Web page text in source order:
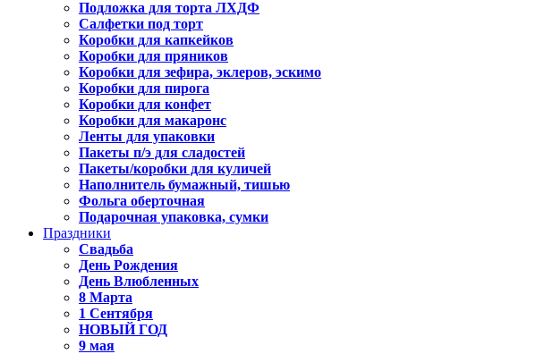
Подложка для торта ЛХДФ
Салфетки под торт
Коробки для капкейков
Коробки для пряников
Коробки для зефира, эклеров, эскимо
Коробки для пирога
Коробки для конфет
Коробки для макаронс
Ленты для упаковки
Пакеты п/э для сладостей
Пакеты/коробки для куличей
Наполнитель бумажный, тишью
Фольга оберточная
Подарочная упаковка, сумки
Праздники
Свадьба
День Рождения
День Влюбленных
8 Марта
1 Сентября
НОВЫЙ ГОД
9 мая